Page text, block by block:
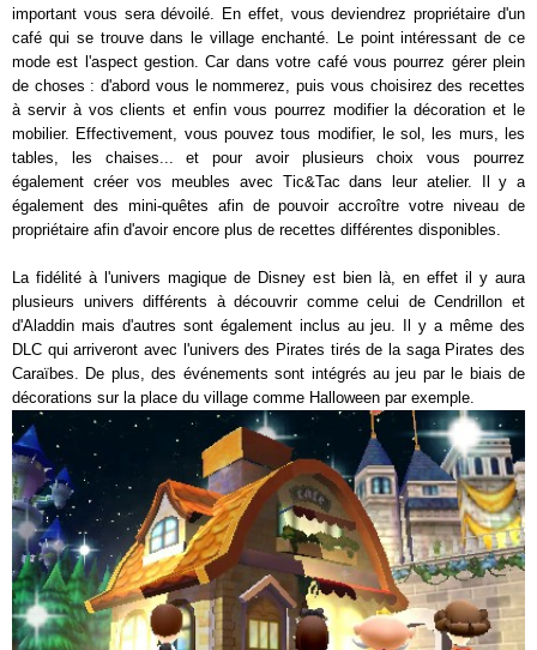
important vous sera dévoilé. En effet, vous deviendrez propriétaire d'un
café qui se trouve dans le village enchanté. Le point intéressant de ce
mode est l'aspect gestion. Car dans votre café vous pourrez gérer plein
de choses : d'abord vous le nommerez, puis vous choisirez des recettes
à servir à vos clients et enfin vous pourrez modifier la décoration et le
mobilier. Effectivement, vous pouvez tous modifier, le sol, les murs, les
tables, les chaises... et pour avoir plusieurs choix vous pourrez
également créer vos meubles avec Tic&Tac dans leur atelier. Il y a
également des mini-quêtes afin de pouvoir accroître votre niveau de
propriétaire afin d'avoir encore plus de recettes différentes disponibles.
La fidélité à l'univers magique de Disney est bien là, en effet il y aura
plusieurs univers différents à découvrir comme celui de Cendrillon et
d'Aladdin mais d'autres sont également inclus au jeu. Il y a même des
DLC qui arriveront avec l'univers des Pirates tirés de la saga Pirates des
Caraïbes. De plus, des événements sont intégrés au jeu par le biais de
décorations sur la place du village comme Halloween par exemple.